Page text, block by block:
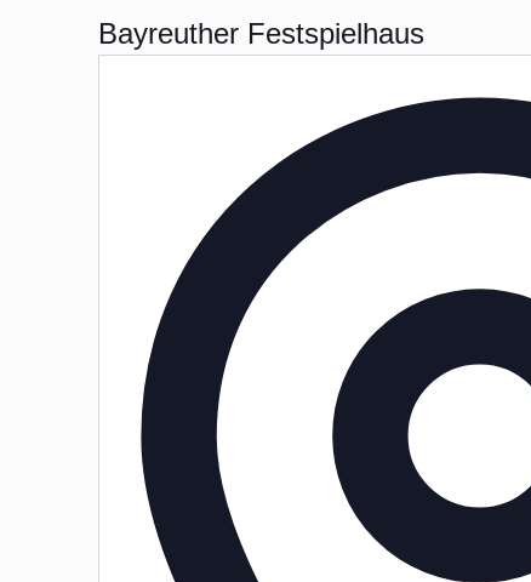
Bayreuther Festspielhaus